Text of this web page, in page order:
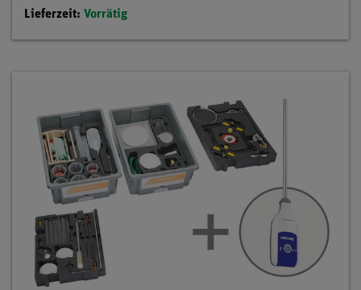
Lieferzeit: Vorrätig